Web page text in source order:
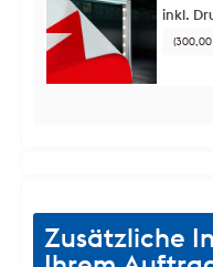
inkl.
Zusätzliche